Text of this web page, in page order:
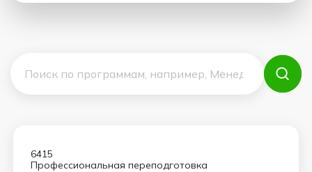
Профессиональная переподготовка
6415